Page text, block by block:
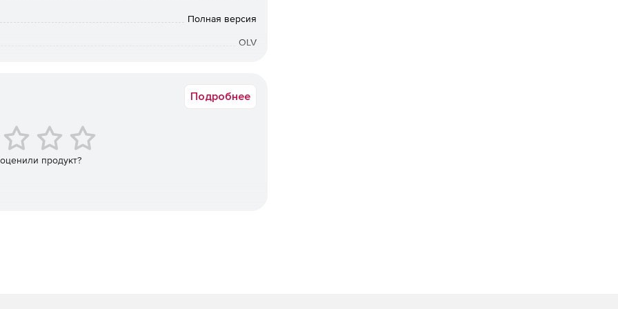
пользователей работает с устройством. Лицензии
упростить администрирование в компаниях, где
2019:
Полная версия
OLV
Подробнее
продукт?